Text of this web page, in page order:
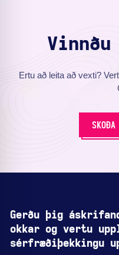
Vinnðu
Ertu að leita að vexti?
Gerðu þig
okkar og vertu
sérfræðiþekkingu